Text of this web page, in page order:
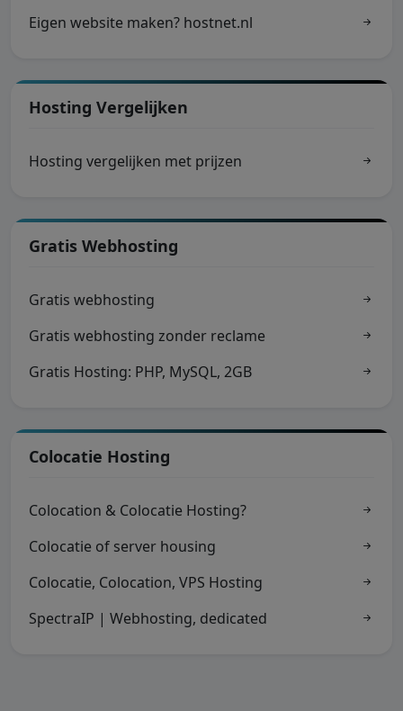
Eigen website maken? hostnet.nl
Hosting Vergelijken
Hosting vergelijken met prijzen
Gratis Webhosting
Gratis webhosting
Gratis webhosting zonder reclame
Gratis Hosting: PHP, MySQL, 2GB
Colocatie Hosting
Colocation & Colocatie Hosting?
Colocatie of server housing
Colocatie, Colocation, VPS Hosting
SpectraIP | Webhosting, dedicated